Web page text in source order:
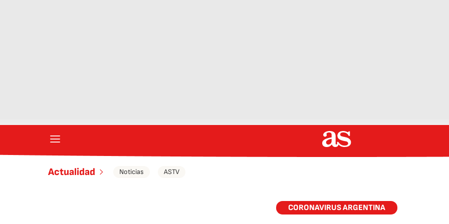
Actualidad Noticias ASTV
CORONAVIRUS ARGENTINA